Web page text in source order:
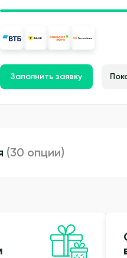
Заполнить заявку
(30 опции)